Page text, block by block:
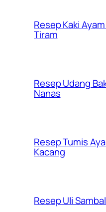
Resep Kaki
Tiram
Resep Udang
Nanas
Resep Tumis
Kacang
Resep Uli